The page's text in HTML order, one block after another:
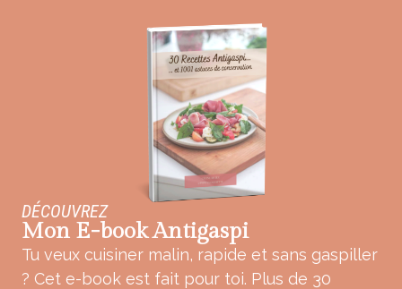
DÉCOUVREZ
Mon E-book Antigaspi
Tu veux cuisiner malin, rapide et sans gaspiller
? Cet e-book est fait pour toi. Plus de 30